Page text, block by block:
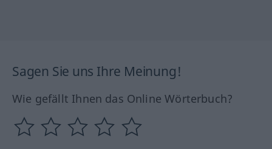
Sagen Sie uns Ihre Meinung!
Wie gefällt Ihnen das Online Wörterbuch?